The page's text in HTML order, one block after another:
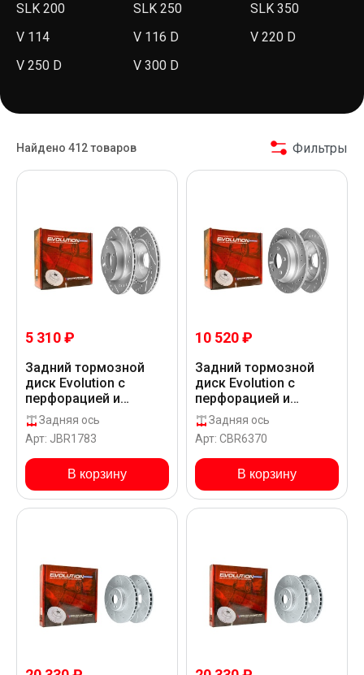
SLK 200
SLK 250
SLK 350
V 114
V 116 D
V 220 D
V 250 D
V 300 D
Найдено 412 товаров Фильтры
5 310 ₽
Задний тормозной
диск Evolution с
перфорацией и
насечками, в
покрытии GEOMET для
Mercedes-Benz 108
W420
Задняя ось
Арт: JBR1783
В корзину
10 520 ₽
Задний тормозной
диск Evolution с
перфорацией и
насечками, в
покрытии GEOMET для
Mercedes-Benz 116
CDI BLUETEC W477
Задняя ось
Арт: CBR6370
В корзину